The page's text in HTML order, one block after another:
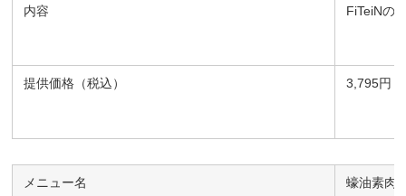
内容 FiTeiNの
提供価格（税込） 3,795円
メニュー名 蠔油素肉